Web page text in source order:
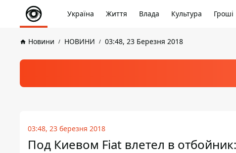
Україна Життя Влада Культура Гроші
Новини НОВИНИ 03:48, 23 Березня 2018
03:48, 23 березня 2018
Под Киевом Fiat влетел в